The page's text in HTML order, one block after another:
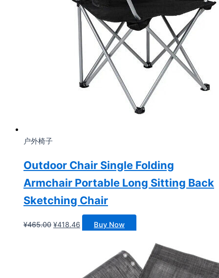
户外椅子
Outdoor Chair Single Folding
Armchair Portable Long Sitting Back
Sketching Chair
¥465.00 原
¥418.46
为：
Buy Now